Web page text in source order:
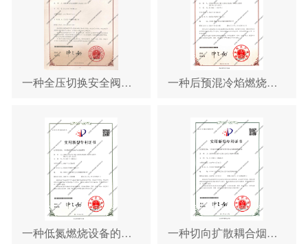
一种全压切换安全阀及使用其的全压相变锅炉 一种后预混冷焰燃烧耦合矩阵管模式壁结构超低氮燃烧设备
一种低氮燃烧设备的冷焰燃烧装置 一种切向扩散耦合烟气外循环多元可调低氮燃烧设备